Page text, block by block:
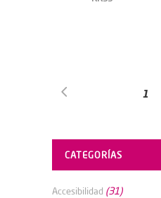
1
CATEGORÍAS
Accesibilidad (31)